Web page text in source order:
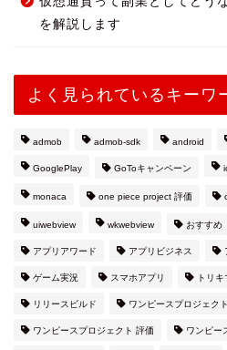
を解説します
よく見られているキーワ
admob admob-sdk android
GooglePlay GoToキャンペーン
monaca one piece project 評価
uiwebview wkwebview おすすめ
アプリアワード アプリビジネス
ゲーム実況 スマホアプリ トリ
リリースビルド ワンピースプロジェク
ワンピースプロジェクト 評価 ワンピー